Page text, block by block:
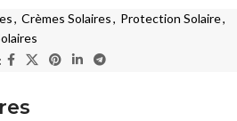
, Crèmes Solaires, Protection Solaire,